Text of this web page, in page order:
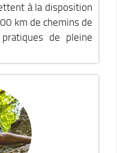
à la disposition
km de chemins de
de pleine